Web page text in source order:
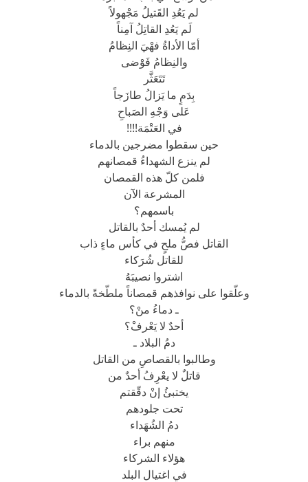
لم يَعُدِ القَتيلُ مَجْهولاً
لَم يَعُدِ القاتِلُ آمِناً
أمّا الأداةُ فهْيَ النِظامُ
والنِظامُ فَوْضى
تَتَعَثَّر
بِدَمٍ ما يَزالُ طازَجاً
عَلى وَجْهِ الصَباحِ
في العَتْمَة!!!!
حين سقطوا مضرجين بالدماء
لم ينزع الشهداءُ قمصانهم
فلمن كلّ هذه القمصان
المشرعة الآن
باسمهم؟
لم يُمسك أحدٌ بالقاتل
القاتل فصُّ ملحٍ في كأس ماءٍ ذاب
للقاتل شُرَكاء
اشتروا نصيبَهُ
وعلّقوا على نوافذهم قمصاناً ملطّخةً بالدماء
ـ دماءُ منْ؟
أحدٌ لا يَعْرفْ؟
دمُ البلاد ـ
وطالبوا بالقصاصِ من القاتل
قاتلٌ لا يعْرِفُ أحدٌ من
يختبئُ إنْ دقّقتم
تحت جلودهم
دمُ الشُهَداء
منهم براء
هؤلاء الشركاء
في اغتيال البلد